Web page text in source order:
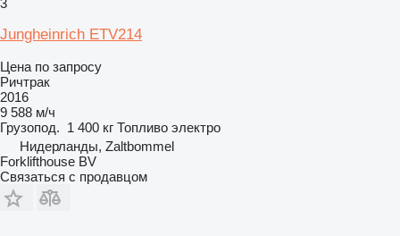
Jungheinrich ETV214
Цена по запросу
Ричтрак
2016
9 588 м/ч
Грузопод. 1 400 кг Топливо электро
Нидерланды, Zaltbommel
Forklifthouse BV
Связаться с продавцом